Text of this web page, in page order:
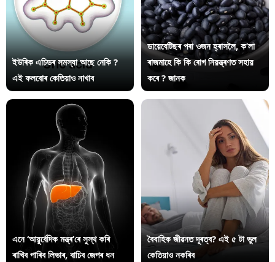
ইউৰিক এচিডৰ সমস্যা আছে নেকি ?
এই ফলবোৰ কেতিয়াও নাখাব
ডায়েবেটিছৰ পৰা ওজন হ্ৰাসলৈ, ক’লা
ৰাজমাহে কি কি ৰোগ নিয়ন্ত্ৰণত সহায়
কৰে ? জানক
এনে ‘আয়ুৰ্বেদিক মন্ত্ৰ’ৰে সুস্থ কৰি
ৰাখিব পাৰিব লিভাৰ, বাচিব জেপৰ ধন
বৈবাহিক জীৱনত দূৰত্ব? এই ৫ টা ভুল
কেতিয়াও নকৰিব